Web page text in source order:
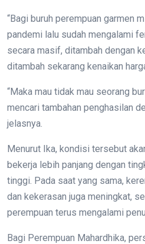
“Bagi buruh perempuan garmen
pandemi lalu sudah mengalami
secara masif, ditambah dengan
ditambah sekarang kenaikan
“Maka mau tidak mau seorang
mencari tambahan penghasilan
jelasnya.
Menurut Ika, kondisi tersebut
bekerja lebih panjang dengan
tinggi. Pada saat yang sama,
dan kekerasan juga meningkat,
perempuan terus mengalami
Bagi Perempuan Mahardhika,